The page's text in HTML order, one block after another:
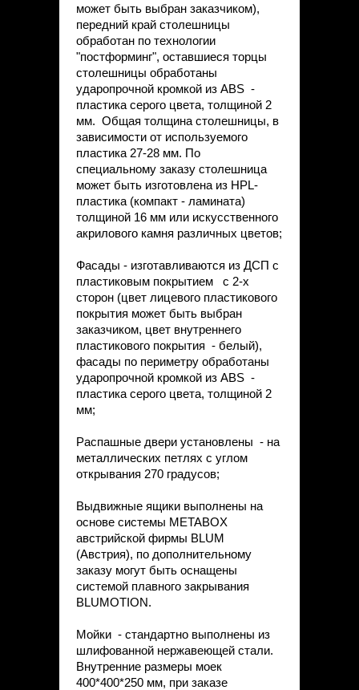
может быть выбран заказчиком),
передний край столешницы
обработан по технологии
"постформинг", оставшиеся торцы
столешницы обработаны
ударопрочной кромкой из ABS -
пластика серого цвета, толщиной 2
мм. Общая толщина столешницы, в
зависимости от используемого
пластика 27-28 мм. По
специальному заказу столешница
может быть изготовлена из HPL-
пластика (компакт - ламината)
толщиной 16 мм или искусственного
акрилового камня различных цветов;
Фасады - изготавливаются из ДСП с
пластиковым покрытием с 2-х
сторон (цвет лицевого пластикового
покрытия может быть выбран
заказчиком, цвет внутреннего
пластикового покрытия - белый),
фасады по периметру обработаны
ударопрочной кромкой из ABS -
пластика серого цвета, толщиной 2
мм;
Распашные двери установлены - на
металлических петлях с углом
открывания 270 градусов;
Выдвижные ящики выполнены на
основе системы METABOX
австрийской фирмы BLUM
(Австрия), по дополнительному
заказу могут быть оснащены
системой плавного закрывания
BLUMOTION.
Мойки - стандартно выполнены из
шлифованной нержавеющей стали.
Внутренние размеры моек
400*400*250 мм, при заказе